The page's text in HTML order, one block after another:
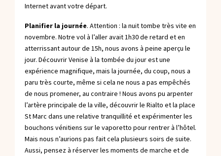
Internet avant votre départ.
Planifier la journée. Attention : la nuit tombe très vite en
novembre. Notre vol à l’aller avait 1h30 de retard et en
atterrissant autour de 15h, nous avons à peine aperçu le
jour. Découvrir Venise à la tombée du jour est une
expérience magnifique, mais la journée, du coup, nous a
paru très courte, même si cela ne nous a pas empêchés
de nous promener, au contraire ! Nous avons pu arpenter
l’artère principale de la ville, découvrir le Rialto et la place
St Marc dans une relative tranquillité et expérimenter les
bouchons vénitiens sur le vaporetto pour rentrer à l’hôtel.
Mais nous n’aurions pas fait cela plusieurs soirs de suite.
Aussi, pensez à réserver les moments de marche et de